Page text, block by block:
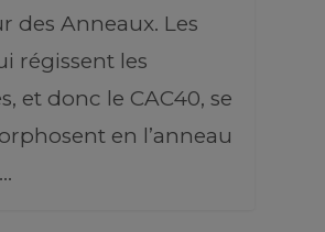
des Anneaux. Les
régissent les
et donc le CAC40, se
en l’anneau